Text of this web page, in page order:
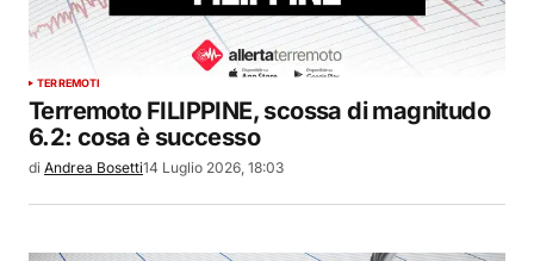
TERREMOTI
Terremoto FILIPPINE, scossa di magnitudo
6.2: cosa è successo
di Andrea Bosetti14 Luglio 2026, 18:03